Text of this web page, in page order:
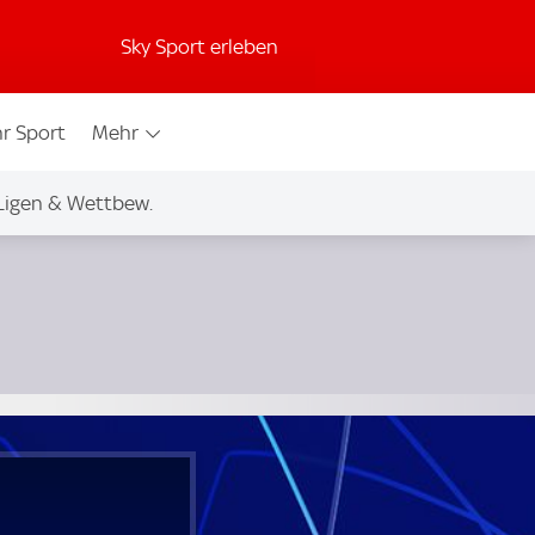
Sky Sport erleben
Sport Mehr
& Wettbew.